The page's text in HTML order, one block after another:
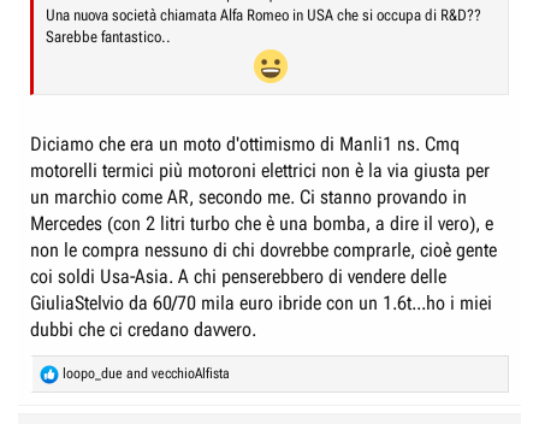
Una nuova società chiamata Alfa Romeo in USA che si occupa di R&D??
Sarebbe fantastico..
Diciamo che era un moto d'ottimismo di Manli1 ns. Cmq
motorelli termici più motoroni elettrici non è la via giusta per
un marchio come AR, secondo me. Ci stanno provando in
Mercedes (con 2 litri turbo che è una bomba, a dire il vero), e
non le compra nessuno di chi dovrebbe comprarle, cioè gente
coi soldi Usa-Asia. A chi penserebbero di vendere delle
GiuliaStelvio da 60/70 mila euro ibride con un 1.6t...ho i miei
dubbi che ci credano davvero.
R
e
loopo_due and vecchioAlfista